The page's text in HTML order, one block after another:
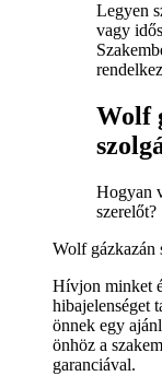
Legyen
vagy
Wolf
Hogyan
szerelőt?
Wolf gázkazán
Hívjon minket
hibajelenséget
önnek egy
önhöz a
garanciával.